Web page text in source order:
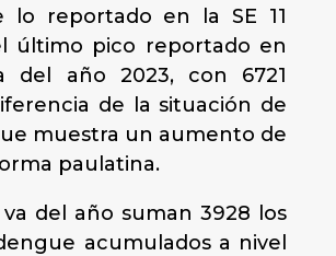
lo reportado en la SE 11
último pico reportado en
del año 2023, con 6721
de la situación de
muestra un aumento de
paulatina.
del año suman 3928 los
acumulados a nivel